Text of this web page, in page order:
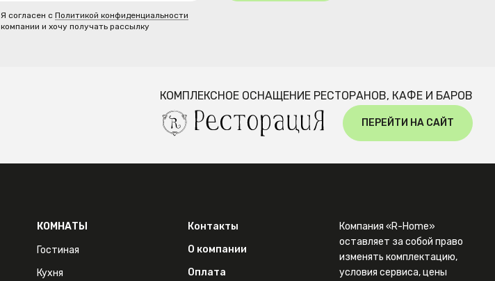
Я согласен с Политикой конфиденциальности
компании и хочу получать рассылку
КОМПЛЕКСНОЕ ОСНАЩЕНИЕ РЕСТОРАНОВ, КАФЕ И БАРОВ
ПЕРЕЙТИ НА САЙТ
КОМНАТЫ
Гостиная
Кухня
Контакты
О компании
Оплата
Компания «R-Home»
оставляет за собой право
изменять комплектацию,
условия сервиса, цены